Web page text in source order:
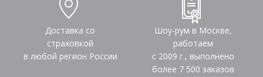
Доставка со
страховкой
в любой регион России
Шоу-рум в Москве,
работаем
с 2009 г., выполнено
более 7 500 заказов